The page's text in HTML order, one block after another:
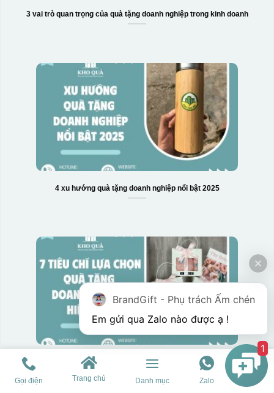
Hộp xi 6 bát cơm
3 vai trò quan trọng của quà tặng doanh nghiệp trong kinh doanh
4 xu hướng quà tặng doanh nghiệp nổi bật 2025
7 Tiêu chí lựa chọn quà tặng doanh nghiệp hiệu quả
Gọi điện Trang chủ Danh mục Zalo
BrandGift - Phụ trách Ấm chén
1